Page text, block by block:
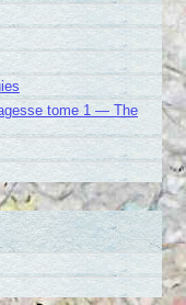
tome 1 — The